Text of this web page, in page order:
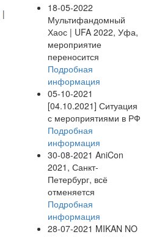
|
18-05-2022
Мультифандомный
Хаос | UFA 2022, Уфа,
мероприятие
переносится
Подробная
информация
05-10-2021
[04.10.2021] Ситуация
с мероприятиями в РФ
Подробная
информация
30-08-2021 AniCon
2021, Санкт-
Петербург, всё
отменяется
Подробная
информация
28-07-2021 MIKAN NO